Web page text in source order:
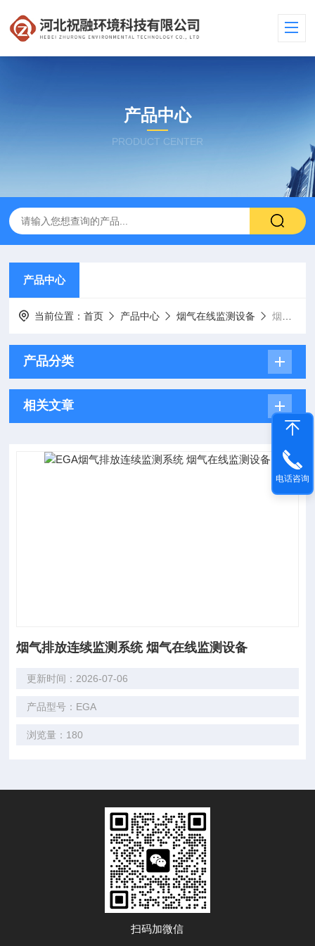
产品中心
PRODUCT CENTER
产品中心
当前位置：首页 产品中心 烟气在线监测设备 烟气在线监测分析仪
产品分类
相关文章
烟气排放连续监测系统 烟气在线监测设备
更新时间：2026-07-06
产品型号：EGA
浏览量：180
扫码加微信
电话咨询